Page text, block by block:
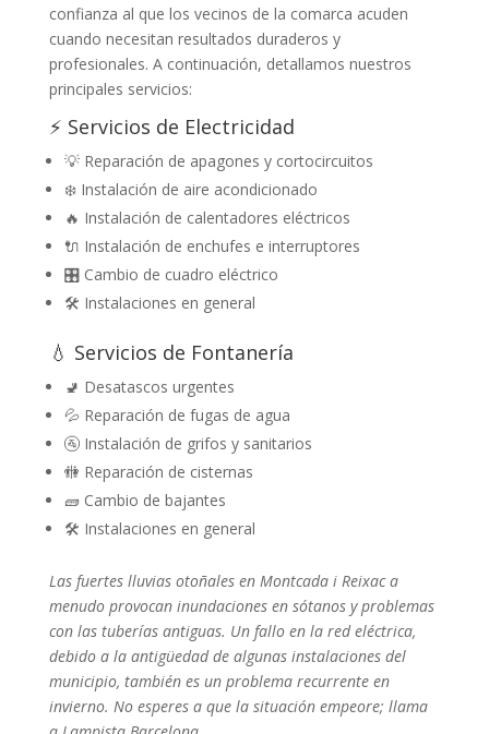
confianza al que los vecinos de la comarca acuden
cuando necesitan resultados duraderos y
profesionales. A continuación, detallamos nuestros
principales servicios:
⚡ Servicios de Electricidad
💡 Reparación de apagones y cortocircuitos
❄️ Instalación de aire acondicionado
🔥 Instalación de calentadores eléctricos
🔌 Instalación de enchufes e interruptores
🎛️ Cambio de cuadro eléctrico
🛠️ Instalaciones en general
💧 Servicios de Fontanería
🚽 Desatascos urgentes
💦 Reparación de fugas de agua
🚰 Instalación de grifos y sanitarios
🚻 Reparación de cisternas
🧱 Cambio de bajantes
🛠️ Instalaciones en general
Las fuertes lluvias otoñales en Montcada i Reixac a
menudo provocan inundaciones en sótanos y problemas
con las tuberías antiguas. Un fallo en la red eléctrica,
debido a la antigüedad de algunas instalaciones del
municipio, también es un problema recurrente en
invierno. No esperes a que la situación empeore; llama